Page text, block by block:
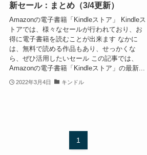
新セール：まとめ（3/4更新）
Amazonの電子書籍「Kindleストア」 Kindleス
トアでは、様々なセールが行われており、お
得に電子書籍を読むことが出来ます なかに
は、無料で読める作品もあり、せっかくな
ら、ぜひ活用したいセール この記事では、
Amazonの電子書籍「Kindleストア」の最新...
2022年3月4日 キンドル
1